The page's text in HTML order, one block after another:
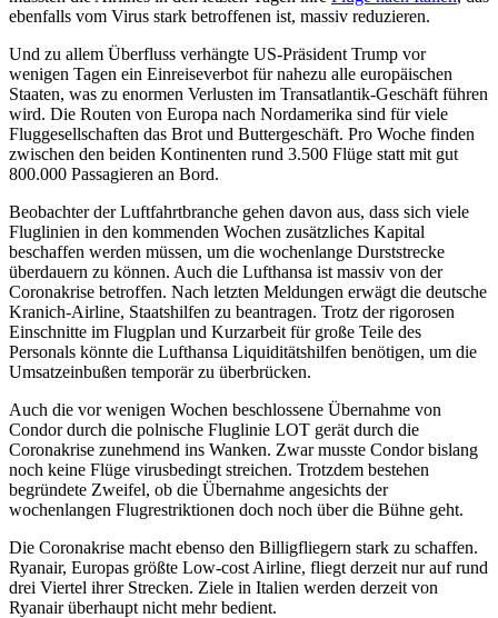
ebenfalls vom Virus stark betroffenen ist, massiv reduzieren.
Und zu allem Überfluss verhängte US-Präsident Trump vor
wenigen Tagen ein Einreiseverbot für nahezu alle europäischen
Staaten, was zu enormen Verlusten im Transatlantik-Geschäft führen
wird. Die Routen von Europa nach Nordamerika sind für viele
Fluggesellschaften das Brot und Buttergeschäft. Pro Woche finden
zwischen den beiden Kontinenten rund 3.500 Flüge statt mit gut
800.000 Passagieren an Bord.
Beobachter der Luftfahrtbranche gehen davon aus, dass sich viele
Fluglinien in den kommenden Wochen zusätzliches Kapital
beschaffen werden müssen, um die wochenlange Durststrecke
überdauern zu können. Auch die Lufthansa ist massiv von der
Coronakrise betroffen. Nach letzten Meldungen erwägt die deutsche
Kranich-Airline, Staatshilfen zu beantragen. Trotz der rigorosen
Einschnitte im Flugplan und Kurzarbeit für große Teile des
Personals könnte die Lufthansa Liquiditätshilfen benötigen, um die
Umsatzeinbußen temporär zu überbrücken.
Auch die vor wenigen Wochen beschlossene Übernahme von
Condor durch die polnische Fluglinie LOT gerät durch die
Coronakrise zunehmend ins Wanken. Zwar musste Condor bislang
noch keine Flüge virusbedingt streichen. Trotzdem bestehen
begründete Zweifel, ob die Übernahme angesichts der
wochenlangen Flugrestriktionen doch noch über die Bühne geht.
Die Coronakrise macht ebenso den Billigfliegern stark zu schaffen.
Ryanair, Europas größte Low-cost Airline, fliegt derzeit nur auf rund
drei Viertel ihrer Strecken. Ziele in Italien werden derzeit von
Ryanair überhaupt nicht mehr bedient.